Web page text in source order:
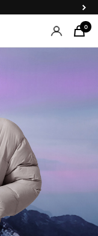
次
へ
0